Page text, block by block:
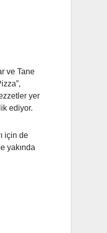
ve Tane
yer
ediyor.
için de
yakında